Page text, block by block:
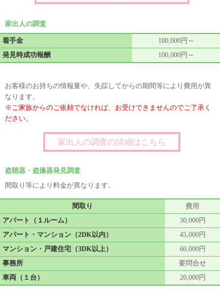
家出人の調査
着手金
100,000円～
発見時成功報酬
100,000円～
お客様のお持ちの情報量や、失踪してからの期間等により費用が異
なります。
※ご家族からのご依頼でなければ、お受けできませんのでご了承く
ださい。
家出人の調査の詳細はこちら
盗聴器・盗撮器発見調査
間取り等により料金が異なります。
間取り
費用
アパート（１ルーム）
30,000円
アパート・マンション（2DK以内）
45,000円
マンション・戸建住宅（3DK以上）
60,000円
事務所
要問合せ
車両（１台）
20,000円